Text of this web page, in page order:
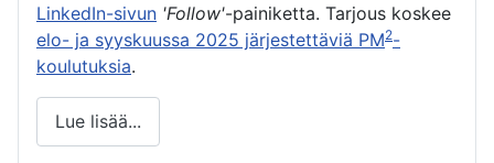
LinkedIn-sivun 'Follow'-painiketta. Tarjous koskee
elo- ja syyskuussa 2025 järjestettäviä PM2-
koulutuksia.
Lue lisää...